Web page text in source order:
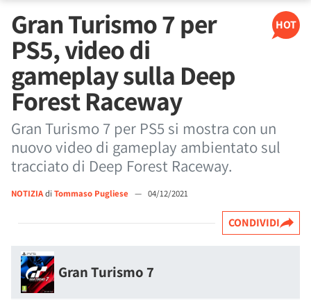
HOT
Gran Turismo 7 per
PS5, video di
gameplay sulla Deep
Forest Raceway
Gran Turismo 7 per PS5 si mostra con un
nuovo video di gameplay ambientato sul
tracciato di Deep Forest Raceway.
NOTIZIAdi Tommaso Pugliese — 04/12/2021
CONDIVIDI
Gran Turismo 7